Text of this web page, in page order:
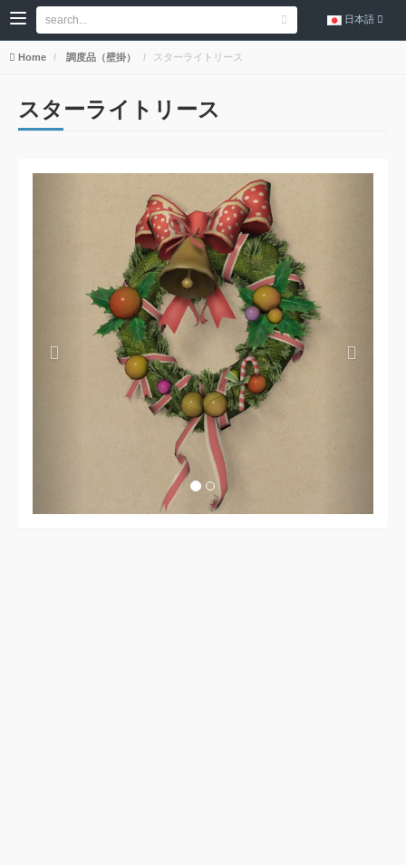
日本語
Home 調度品（壁掛） スターライトリース
スターライトリース